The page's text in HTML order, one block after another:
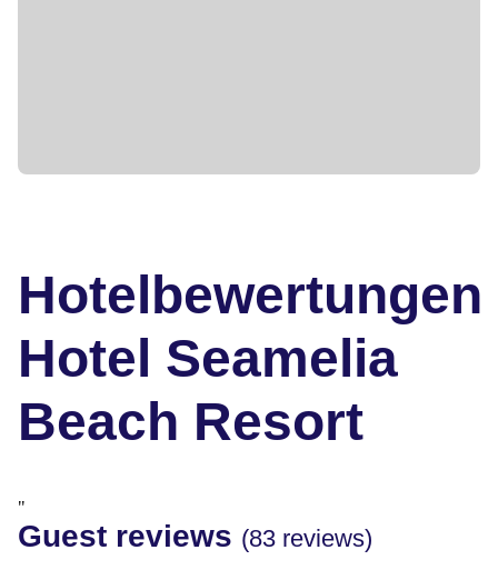
Hotelbewertungen
Hotel Seamelia
Beach Resort
"
Guest reviews (83 reviews)